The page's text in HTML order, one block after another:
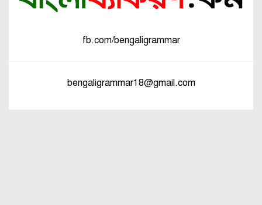
fb.com/bengaligrammar
bengaligrammar18@gmail.com